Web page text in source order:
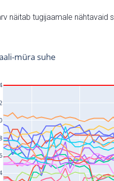
näitab tugijaamale nähtavaid